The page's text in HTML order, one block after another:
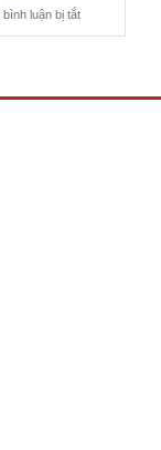
luận bị tắt
Tổng